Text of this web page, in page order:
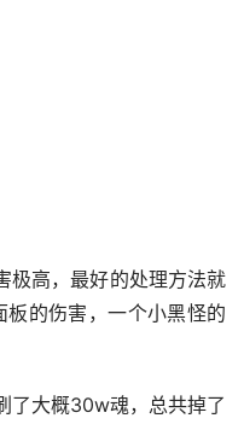
极高，最好的处理方法就
的伤害，一个小黑怪的
了大概30w魂，总共掉了